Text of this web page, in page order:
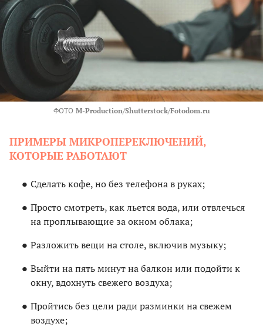
ФОТО M-Production/Shutterstock/Fotodom.ru
ПРИМЕРЫ МИКРОПЕРЕКЛЮЧЕНИЙ,
КОТОРЫЕ РАБОТАЮТ
Сделать кофе, но без телефона в руках;
Просто смотреть, как льется вода, или отвлечься
на проплывающие за окном облака;
Разложить вещи на столе, включив музыку;
Выйти на пять минут на балкон или подойти к
окну, вдохнуть свежего воздуха;
Пройтись без цели ради разминки на свежем
воздухе;